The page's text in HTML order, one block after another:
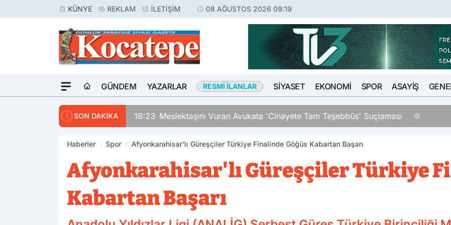
KÜNYE REKLAM İLETIŞIM 08 AĞUSTOS 2026 09:19
GÜNDEM YAZARLAR RESMI İLANLAR SIYASET EKONOMI SPOR ASAYIŞ
SON DAKİKA 16:23 Meslektaşını Vuran Avukata 'Cinayete Tam Teşebbüs' Suçlaması
Haberler Spor Afyonkarahisar'lı Güreşçiler Türkiye Finalinde Göğüs Kabartan Başarı
Afyonkarahisar'lı Güreşçiler Türkiye
Kabartan Başarı